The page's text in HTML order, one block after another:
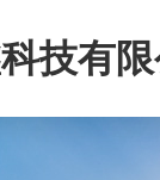
技有